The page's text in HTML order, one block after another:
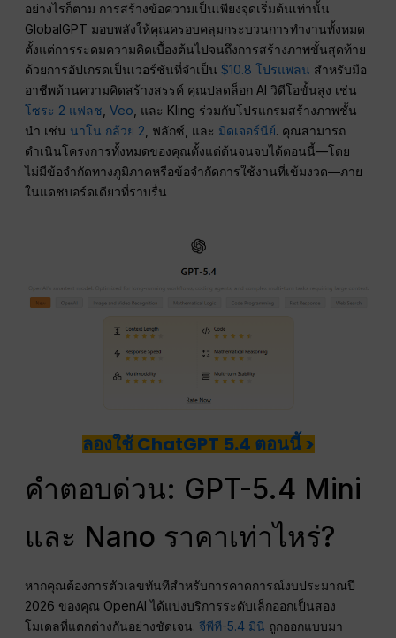
อย่างไรก็ตาม การสร้างข้อความเป็นเพียงจุดเริ่มต้นเท่านั้น
GlobalGPT มอบพลังให้คุณครอบคลุมกระบวนการทำงานทั้งหมด
ตั้งแต่การระดมความคิดเบื้องต้นไปจนถึงการสร้างภาพขั้นสุดท้าย
ด้วยการอัปเกรดเป็นเวอร์ชันที่จำเป็น$10.8 โปรแพลน สำหรับมือ
อาชีพด้านความคิดสร้างสรรค์ คุณปลดล็อก AI วิดีโอขั้นสูง เช่น
โซระ 2 แฟลช ,Veo , และ Kling ร่วมกับโปรแกรมสร้างภาพชั้น
นำ เช่น นาโน กล้วย 2 , ฟลักซ์, และ มิดเจอร์นีย์. คุณสามารถ
ดำเนินโครงการทั้งหมดของคุณตั้งแต่ต้นจนจบได้ตอนนี้—โดย
ไม่มีข้อจำกัดทางภูมิภาคหรือข้อจำกัดการใช้งานที่เข้มงวด—ภาย
ในแดชบอร์ดเดียวที่ราบรื่น
ลองใช้ ChatGPT 5.4 ตอนนี้ >
คำตอบด่วน: GPT-5.4 Mini
และ Nano ราคาเท่าไหร่?
หากคุณต้องการตัวเลขทันทีสำหรับการคาดการณ์งบประมาณปี
2026 ของคุณ OpenAI ได้แบ่งบริการระดับเล็กออกเป็นสอง
โมเดลที่แตกต่างกันอย่างชัดเจน. จีพีที-5.4 มินิ ถูกออกแบบมา